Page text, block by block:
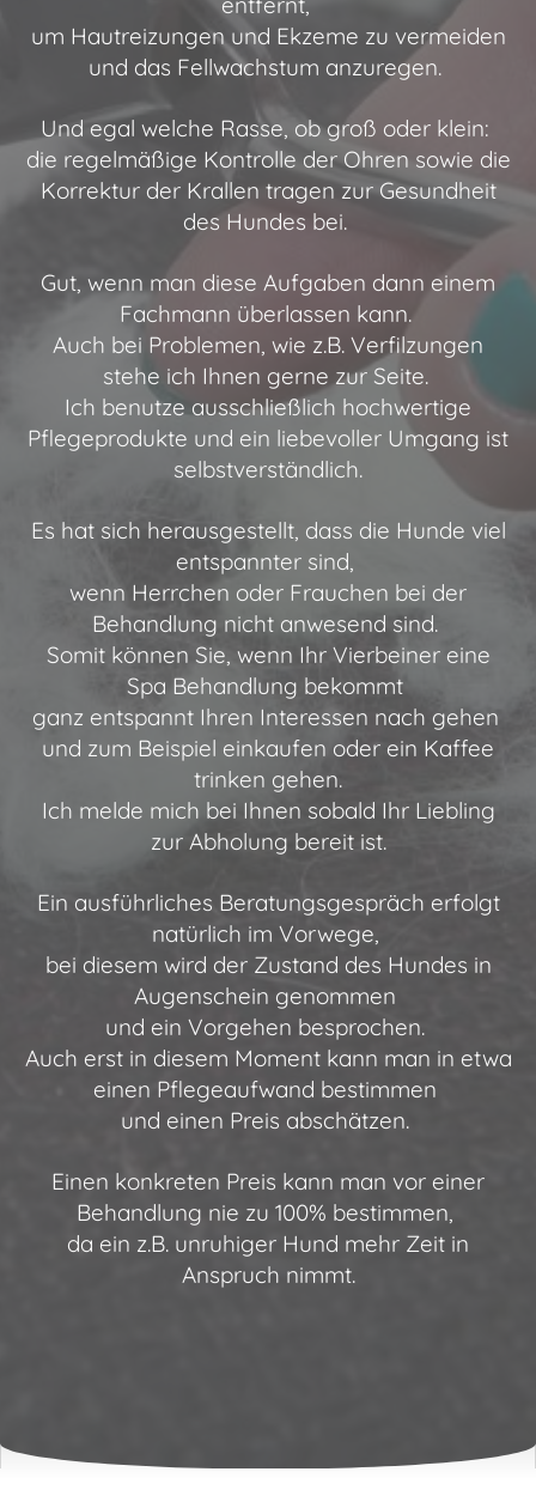
um Hautreizungen und Ekzeme zu vermeiden
und das Fellwachstum anzuregen.
Und egal welche Rasse, ob groß oder klein:
die regelmäßige Kontrolle der Ohren sowie die
Korrektur der Krallen tragen zur Gesundheit
des Hundes bei.
Gut, wenn man diese Aufgaben dann einem
Fachmann überlassen kann.
Auch bei Problemen, wie z.B. Verfilzungen
stehe ich Ihnen gerne zur Seite.
Ich benutze ausschließlich hochwertige
Pflegeprodukte und ein liebevoller Umgang ist
selbstverständlich.
Es hat sich herausgestellt, dass die Hunde viel
entspannter sind,
wenn Herrchen oder Frauchen bei der
Behandlung nicht anwesend sind.
Somit können Sie, wenn Ihr Vierbeiner eine
Spa Behandlung bekommt
ganz entspannt Ihren Interessen nach gehen
und zum Beispiel einkaufen oder ein Kaffee
trinken gehen.
Ich melde mich bei Ihnen sobald Ihr Liebling
zur Abholung bereit ist.
Ein ausführliches Beratungsgespräch erfolgt
natürlich im Vorwege,
bei diesem wird der Zustand des Hundes in
Augenschein genommen
und ein Vorgehen besprochen.
Auch erst in diesem Moment kann man in etwa
einen Pflegeaufwand bestimmen
und einen Preis abschätzen.
Einen konkreten Preis kann man vor einer
Behandlung nie zu 100% bestimmen,
da ein z.B. unruhiger Hund mehr Zeit in
Anspruch nimmt.